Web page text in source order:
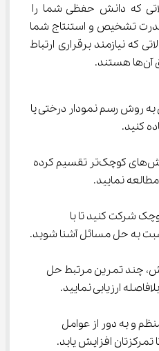
که دانش حفظی شما را
که قدرت تشخیص و استنتاج شما
که نیازمند برقراری ارتباط
به روش رسم نمودار درختی یا
مباحث دشوار را به بخش‌های کوچک‌تر تقسیم کرده
نمایید.
کوچک شرکت کنید تا با
چند تمرین مرتبط حل
ارزیابی نمایید.
و به دور از عوامل